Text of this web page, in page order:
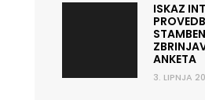
ISKAZ
ANKETA
3. LIPNJA